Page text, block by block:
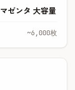
ゼンタ 大容量
~6,000枚